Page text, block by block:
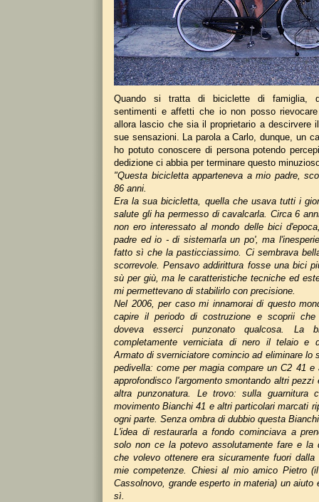
Quando si tratta di biciclette di famiglia,
sentimenti e affetti che io non posso
allora lascio che sia il proprietario a descirvere
sue sensazioni. La parola a Carlo, dunque, un
ho potuto conoscere di persona potendo
dedizione ci abbia per terminare questo
"Questa bicicletta apparteneva a mio padre,
86 anni.
Era la sua bicicletta, quella che usava tutti i
salute gli ha permesso di cavalcarla. Circa 6
non ero interessato al mondo delle bici
padre ed io - di sistemarla un po', ma
fatto sì che la pasticciassimo. Ci sembrava
scorrevole. Pensavo addirittura fosse una bici
sù per giù, ma le caratteristiche tecniche ed
mi permettevano di stabilirlo con precisione.
Nel 2006, per caso mi innamorai di questo
capire il periodo di costruzione e scoprii che
doveva esserci punzonato qualcosa. La
completamente verniciata di nero il telaio e
Armato di sverniciatore comincio ad eliminare lo
pedivella: come per magia compare un C2 41 e
approfondisco l'argomento smontando altri pezzi
altra punzonatura. Le trovo: sulla guarnitura
movimento Bianchi 41 e altri particolari marcati
ogni parte. Senza ombra di dubbio questa
L'idea di restaurarla a fondo cominciava a
solo non ce la potevo assolutamente fare e la
che volevo ottenere era sicuramente fuori
mie competenze. Chiesi al mio amico Pietro
Cassolnovo, grande esperto in materia) un
sì.